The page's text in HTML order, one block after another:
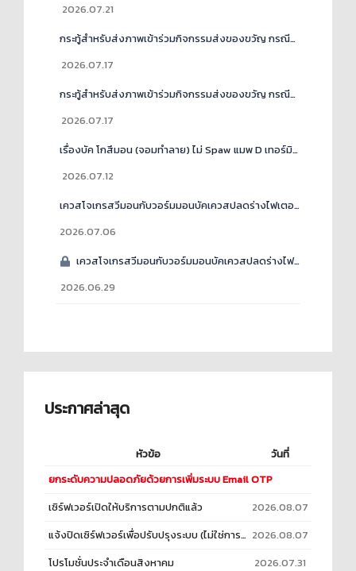
2026.07.21
กระทู้สำหรับส่งภาพเข้าร่วมกิจกรรมส่งของขวัญ กรณีที่ 2
2026.07.17
กระทู้สำหรับส่งภาพเข้าร่วมกิจกรรมส่งของขวัญ กรณีที่ 1
2026.07.17
เรื่องบัค โกสึมอน (จอมทำลาย) ไม่ Spaw แมพ D เทอร์มินัล ดันเจี้ยน B1
2026.07.12
เควสโจเกรสวีมอนกับวอร์มมอนบัคเควสปลดร่างไฟเตอร์ไม่ขึ้นลบฟักใหม่ก็ไม่ขึ้น
2026.07.06
เควสโจเกรสวีมอนกับวอร์มมอนบัคเควสปลดร่างไฟเตอร์ไม่ขึ้นลบฟักใหม่ก็ไม่ขึ้น
2026.06.29
ประกาศล่าสุด
หัวข้อ
วันที่
ยกระดับความปลอดภัยด้วยการเพิ่มระบบ Email OTP
เซิร์ฟเวอร์เปิดให้บริการตามปกติแล้ว
2026.08.07
แจ้งปิดเซิร์ฟเวอร์เพื่อปรับปรุงระบบ (ไม่ใช่การอัพเดต) 2026.08.07
โปรโมชั่นประจำเดือนสิงหาคม
2026.07.31